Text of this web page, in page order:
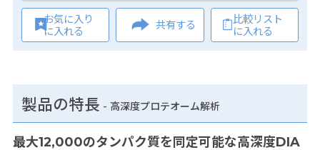
お気に入り
に入れる
共有する
比較リスト
に入れる
製品の特長 - 高深度プロテオーム解析
最大12,000のタンパク質を同定可能な高深度DIA